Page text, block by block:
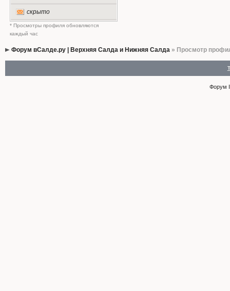
скрыто
* Просмотры профиля обновляются
каждый час
Форум вСалде.ру | Верхняя Салда и Нижняя Салда» Просмотр
Форум